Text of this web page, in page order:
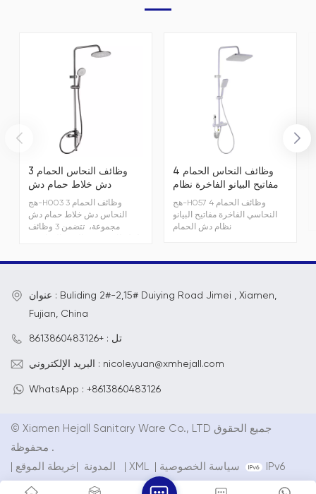
3 وظائف النحاس الحمام
دش خلاط حمام دش
مجموعة
هج-H003 3 وظائف الحمام
النحاس دش خلاط حمام دش
مجموعة، تتضمن 3 وظائف
المعدني والأسود والأبيض اللامع.
دش يدويs 254 ملم*φ114 ملم
هج-D103 Øدش مطري أحادي
4 وظائف النحاس الحمام
مفاتيح البيانو الفاخرة نظام
دش الحمام
هج-H057 4 وظائف الحمام
النحاسي الفاخرة مفاتيح البيانو
عنوان : Buliding 2#-2,15# Duiying Road Jimei , Xiamen,
Fujian, China
تل : +8613860483126
البريد الإلكتروني : nicole.yuan@xmhejall.com
WhatsApp : +8613860483126
© Xiamen Hejall Sanitary Ware Co., LTD جميع الحقوق
محفوظة .
المدونة XML سياسة الخصوصية
IPv6
الشبكة المدعومة